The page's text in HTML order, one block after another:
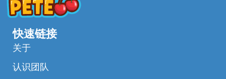
快速链接
关于
认识团队